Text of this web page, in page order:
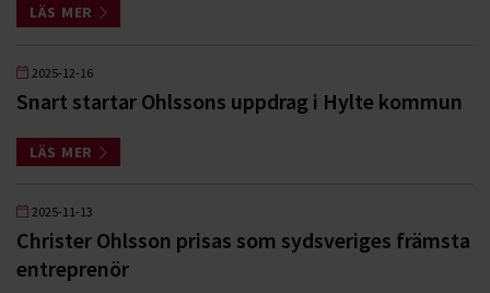
LÄS MER
2025-12-16
Snart startar Ohlssons uppdrag i Hylte kommun
LÄS MER
2025-11-13
Christer Ohlsson prisas som sydsveriges främsta
entreprenör